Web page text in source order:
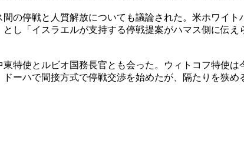
の停戦と人質解放についても議論された。米ホワイ
し「イスラエルが支持する停戦提案がハマス側に伝
特使とルビオ国務長官とも会った。ウィトコフ特使
ーハで間接方式で停戦交渉を始めたが、隔たりを狭め